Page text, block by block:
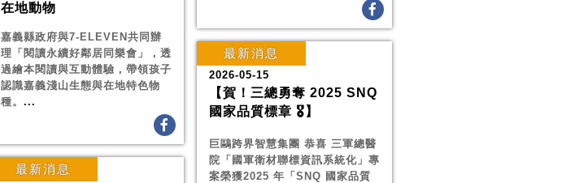
在地動物
嘉義縣政府與7-ELEVEN共同辦
理「閱讀永續好鄰居同樂會」，透
過繪本閱讀與互動體驗，帶領孩子
認識嘉義淺山生態與在地特色物
種。 ...
最新消息
2026-05-15
【賀！三總勇奪 2025 SNQ
國家品質標章 🎖️】
巨鷗跨界智慧集團 恭喜 三軍總醫
院「國軍衛材聯標資訊系統化」專
案榮獲2025 年「SNQ 國家品質
最新消息